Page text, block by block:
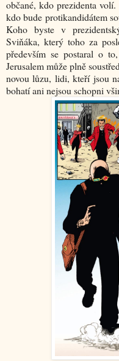
občané, kdo prezidenta
kdo bude protikandidátem
Koho byste v
Sviňáka, který toho za
především se postaral o
Jerusalem může plně
novou lůzu, lidi, kteří jsou
bohatí ani nejsou schopni